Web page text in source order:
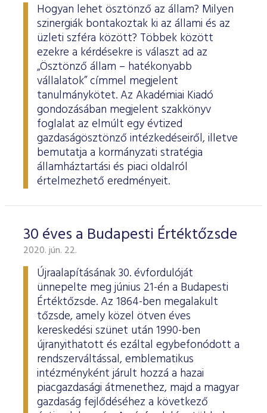
Hogyan lehet ösztönző az állam? Milyen
szinergiák bontakoztak ki az állami és az
üzleti szféra között? Többek között
ezekre a kérdésekre is választ ad az
„Ösztönző állam – hatékonyabb
vállalatok” címmel megjelent
tanulmánykötet. Az Akadémiai Kiadó
gondozásában megjelent szakkönyv
foglalat az elmúlt egy évtized
gazdaságösztönző intézkedéseiről, illetve
bemutatja a kormányzati stratégia
államháztartási és piaci oldalról
értelmezhető eredményeit.
30 éves a Budapesti Értéktőzsde
2020. jún. 22.
Újraalapításának 30. évfordulóját
ünnepelte meg június 21-én a Budapesti
Értéktőzsde. Az 1864-ben megalakult
tőzsde, amely közel ötven éves
kereskedési szünet után 1990-ben
újranyithatott és ezáltal egybefonódott a
rendszerváltással, emblematikus
intézményként járult hozzá a hazai
piacgazdasági átmenethez, majd a magyar
gazdaság fejlődéséhez a következő